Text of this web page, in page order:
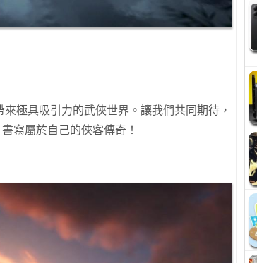
極具吸引力的武俠世界。讓我們共同期待，
寫屬於自己的俠客傳奇！